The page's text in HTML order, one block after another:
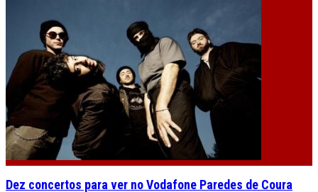
Dez concertos para ver no Vodafone Paredes de Coura